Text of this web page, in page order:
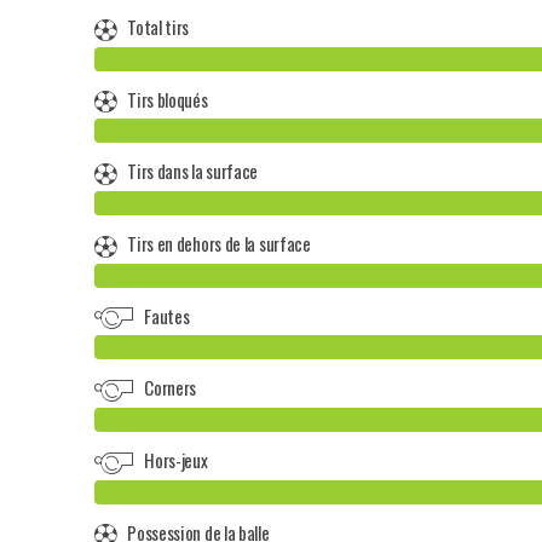
Total tirs
Tirs bloqués
Tirs dans la surface
Tirs en dehors de la surface
Fautes
Corners
Hors-jeux
Possession de la balle